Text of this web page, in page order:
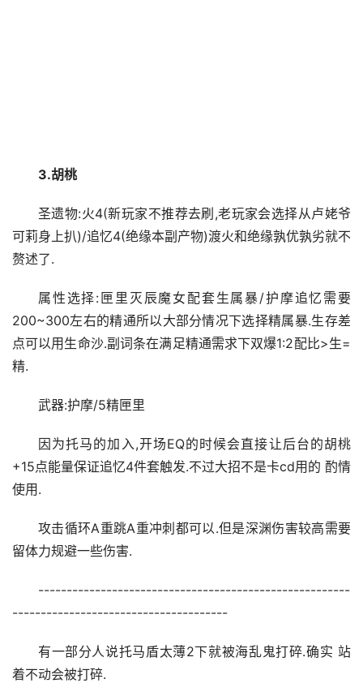
3.胡桃
圣遗物:火4(新玩家不推荐去刷,老玩家会选择从卢姥爷
可莉身上扒)/追忆4(绝缘本副产物)渡火和绝缘孰优孰劣就不
赘述了.
属性选择:匣里灭辰魔女配套生属暴/护摩追忆需要
200~300左右的精通所以大部分情况下选择精属暴.生存差
点可以用生命沙.副词条在满足精通需求下双爆1:2配比>生=
精.
武器:护摩/5精匣里
因为托马的加入,开场EQ的时候会直接让后台的胡桃
+15点能量保证追忆4件套触发.不过大招不是卡cd用的 酌情
使用.
攻击循环A重跳A重冲刺都可以.但是深渊伤害较高需要
留体力规避一些伤害.
-------------------------------------------------------
--------------------------------------
有一部分人说托马盾太薄2下就被海乱鬼打碎.确实 站
着不动会被打碎.